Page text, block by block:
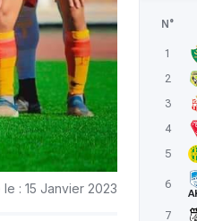
N°
1
2
3
4
5
6
7
le : 15 Janvier 2023